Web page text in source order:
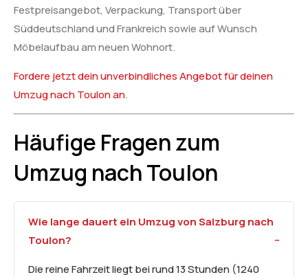
Festpreisangebot, Verpackung, Transport über
Süddeutschland und Frankreich sowie auf Wunsch
Möbelaufbau am neuen Wohnort.
Fordere jetzt dein unverbindliches Angebot für deinen
Umzug nach Toulon an.
Häufige Fragen zum
Umzug nach Toulon
Wie lange dauert ein Umzug von Salzburg nach
Toulon?
Die reine Fahrzeit liegt bei rund 13 Stunden (1240